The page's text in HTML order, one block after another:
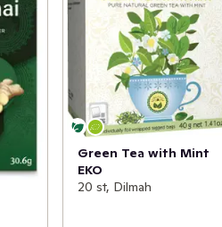
Green Tea with Mint
EKO
20 st, Dilmah